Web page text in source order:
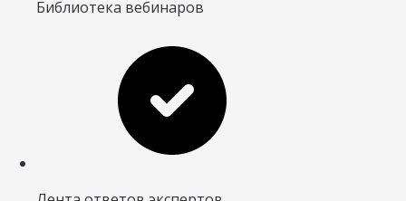
Библиотека вебинаров